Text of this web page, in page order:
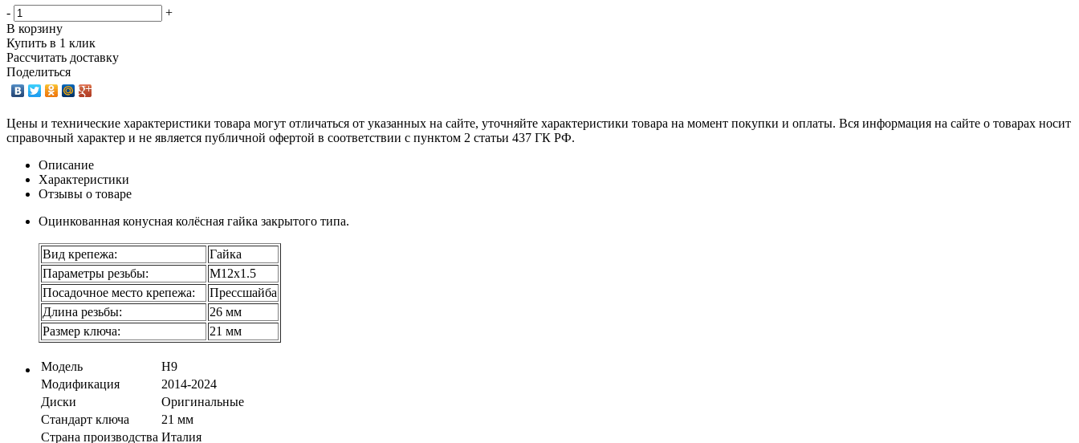
-
+
В корзину
Купить в 1 клик
Рассчитать доставку
Поделиться
Цены и технические характеристики товара могут отличаться от указанных на сайте, уточняйте характеристики товара на момент покупки и оплаты. Вся информация на сайте о товарах носит
справочный характер и не является публичной офертой в соответствии с пунктом 2 статьи 437 ГК РФ.
Описание
Характеристики
Отзывы о товаре
Оцинкованная конусная колёсная гайка закрытого типа.
Вид крепежа:
Гайка
Параметры резьбы:
М12х1.5
Посадочное место крепежа:
Прессшайба
Длина резьбы:
26 мм
Размер ключа:
21 мм
Модель
H9
Модификация
2014-2024
Диски
Оригинальные
Стандарт ключа
21 мм
Страна производства Италия